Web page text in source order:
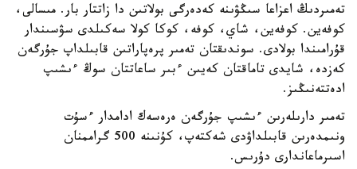
تەمىردىڭ اعزاعا سىڭۋىنە كەدەرگى بولاتىن دا زاتتار بار. مىسالى،
كوفەين. كوفەين، شاي، كوفە، كوكا كولا سەكىلدى سۋسىندار
قۇرامىندا بولادى. سوندىقتان تەمىر پرەپاراتىن قابىلداپ جۇرگەن
كەزدە، شايدى تاماقتان كەيىن ءبىر ساعاتتان سوڭ ءىشىپ
ادەتتەنىڭىز.
تەمىر دارىلەرىن ءىشىپ جۇرگەن ەرەسەك ادامدار ءسۇت
ونىمدەرىن قابىلداۋدى شەكتەپ، كۇنىنە 500 گراممنان
اسىرماعاندارى دۇرىس.